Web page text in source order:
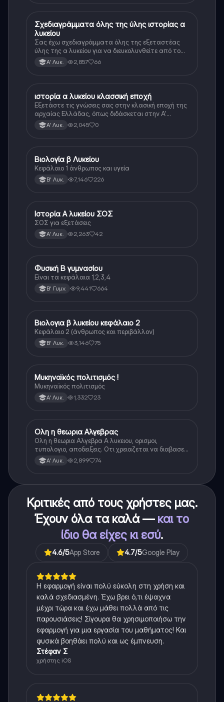
Ιστορία
Σχεδιαγράμματα όλης της ύλης ιστορίας α
λυκείου
Σας έχω σχεδιαγράμματα όλης της εξεταστέας
ύλης της α λυκείου για να διευκολυνθείτε από το
τεράστιο βάρος του βιβλίου
Α' Λυκ. 2,857 66
Ιστορία
ιστορία α λυκείου κλασσική εποχή
Εξετάστε τις γνώσεις σας στην κλασική εποχή της
αρχαίας Ελλάδας, όπως διδάσκεται στην Α'
Λυκείου.
Α' Λυκ. 2,045 0
Βιολογία
Βιολογία β Λυκείου
Κεφάλαιο 1 άνθρωπος και υγεία
Β' Λυκ. 7,146 226
Ιστορία
Ιστορία Α λυκείου ΣΟΣ
ΣΟΣ για εξετάσεις
Α' Λυκ. 2,263 42
Φυσική
Φυσική Β γυμνασίου
Είναι τα κεφάλαια 1,2,3,4
Β' Γυμν. 9,441 664
Βιολογία
Βιολογια β λυκείου κεφάλαιο 2
Κεφάλαιο 2 (άνθρωπος και περιβάλλον)
Β' Λυκ. 3,146 75
Ιστορία
Μυκηναϊκός πολιτισμός !
Μυκηναϊκός πολιτισμός
Α' Λυκ. 1,332 23
Μαθηματικά
Ολη η θεωρια Αλγεβρας
Ολη η θεωρια Αλγεβρα Α λυκειου, ορισμοι,
τυπολογιο, αποδειξεις. Οτι χρειαζεται να διαβασεις
για το θεωρητικο κομματι της αλγεβρας.
Α' Λυκ. 2,899 74
Κριτικές από τους χρήστες μας.
Έχουν όλα τα καλά — και το
ίδιο θα είχες κι εσύ.
4.6/5App Store 4.7/5Google Play
Η εφαρμογή είναι πολύ εύκολη στη χρήση και
καλά σχεδιασμένη. Έχω βρει ό,τι έψαχνα
μέχρι τώρα και έχω μάθει πολλά από τις
παρουσιάσεις! Σίγουρα θα χρησιμοποιήσω την
εφαρμογή για μια εργασία του μαθήματος! Και
φυσικά βοηθάει πολύ και ως έμπνευση.
Στέφαν Σ
χρήστης iOS